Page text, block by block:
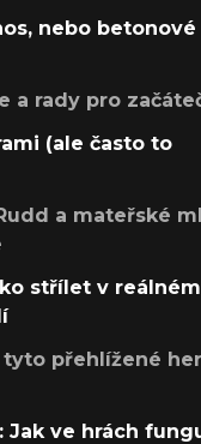
nebo
a rady pro
(ale často to
a mateřské
střílet v
tyto přehlížené
Jak ve hrách